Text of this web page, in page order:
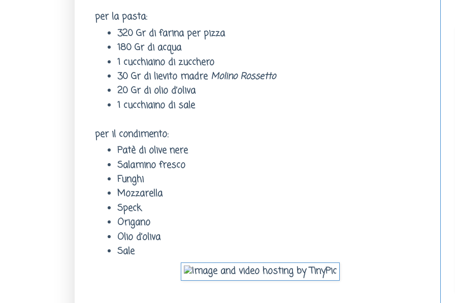
per la pasta:
320 Gr di farina per pizza
180 Gr di acqua
1 cucchiaino di zucchero
30 Gr di lievito madre Molino Rossetto
20 Gr di olio d’oliva
1 cucchiaino di sale
per il condimento:
Patè di olive nere
Salamino fresco
Funghi
Mozzarella
Speck
Origano
Olio d’oliva
Sale